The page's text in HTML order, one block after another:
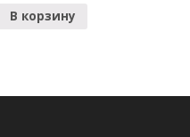
В корзину